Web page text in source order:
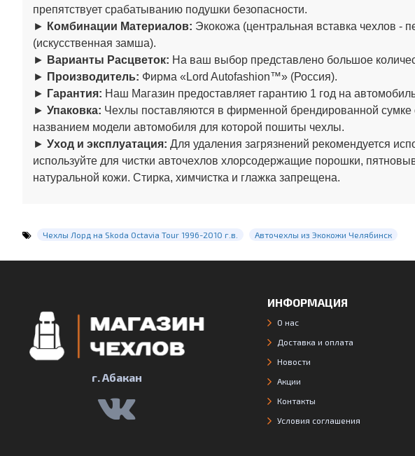
препятствует срабатыванию подушки безопасности.
► Комбинации Материалов: Экокожа (центральная вставка чехлов -
(искусственная замша).
► Варианты Расцветок: На ваш выбор представлено большое
► Производитель: Фирма «Lord Autofashion™» (Россия).
► Гарантия: Наш Магазин предоставляет гарантию 1 год на
► Упаковка: Чехлы поставляются в фирменной брендированной
названием модели автомобиля для которой пошиты чехлы.
► Уход и эксплуатация: Для удаления загрязнений рекомендуется
используйте для чистки авточехлов хлорсодержащие порошки,
натуральной кожи. Стирка, химчистка и глажка запрещена.
Чехлы Лорд на Skoda Octavia Tour 1996-2010 г.в. Авточехлы из Экокожи Челябинск
г. Абакан
ИНФОРМАЦИЯ
О нас
Доставка и оплата
Новости
Акции
Контакты
Условия соглашения